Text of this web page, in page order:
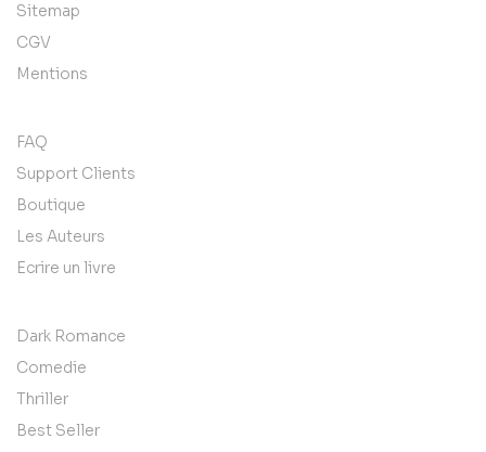
Sitemap
CGV
Mentions
FAQ
Support Clients
Boutique
Les Auteurs
Ecrire un livre
Dark Romance
Comedie
Thriller
Best Seller